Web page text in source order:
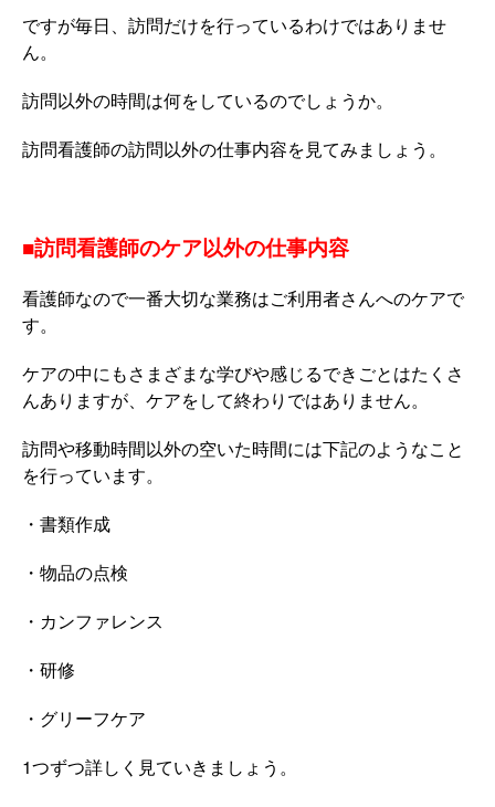
ですが毎日、訪問だけを行っているわけではありませ
ん。
訪問以外の時間は何をしているのでしょうか。
訪問看護師の訪問以外の仕事内容を見てみましょう。
■訪問看護師のケア以外の仕事内容
看護師なので一番大切な業務はご利用者さんへのケアで
す。
ケアの中にもさまざまな学びや感じるできごとはたくさ
んありますが、ケアをして終わりではありません。
訪問や移動時間以外の空いた時間には下記のようなこと
を行っています。
・書類作成
・物品の点検
・カンファレンス
・研修
・グリーフケア
1つずつ詳しく見ていきましょう。